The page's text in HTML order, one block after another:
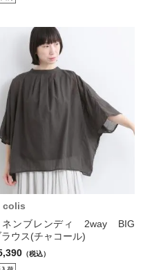
colis
ネンブレンディ 2way BIG
ラウス(チャコール)
（税込）